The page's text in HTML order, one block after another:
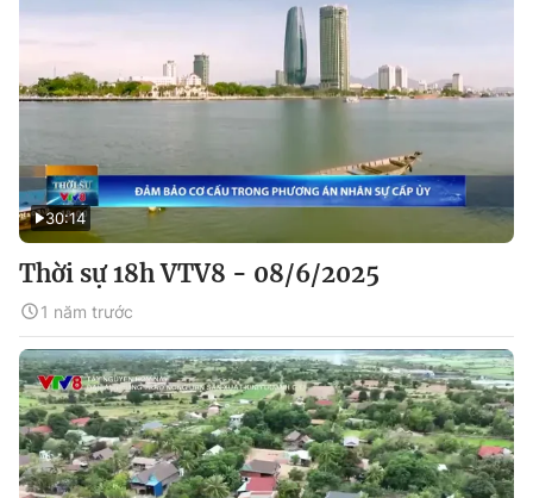
30:14
Thời sự 18h VTV8 - 08/6/2025
1 năm trước